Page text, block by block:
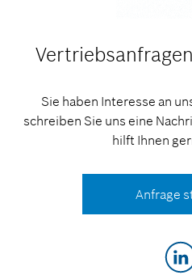
Vertriebsanfragen
Sie haben Interesse an
schreiben Sie uns eine
hilft Ihnen
Anfrage